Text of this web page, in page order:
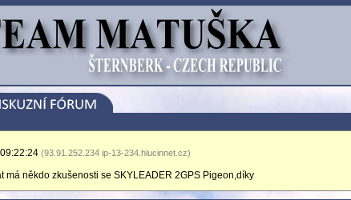
(93.91.252.234 ip-13-234.hlucinnet.cz)
má někdo zkušenosti se SKYLEADER 2GPS Pigeon,díky